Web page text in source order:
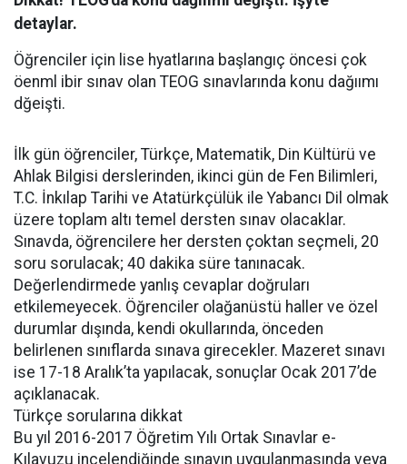
detaylar.
Öğrenciler için lise hyatlarına başlangıç öncesi çok
öenml ibir sınav olan TEOG sınavlarında konu dağıımı
dğeişti.
İlk gün öğrenciler, Türkçe, Matematik, Din Kültürü ve
Ahlak Bilgisi derslerinden, ikinci gün de Fen Bilimleri,
T.C. İnkılap Tarihi ve Atatürkçülük ile Yabancı Dil olmak
üzere toplam altı temel dersten sınav olacaklar.
Sınavda, öğrencilere her dersten çoktan seçmeli, 20
soru sorulacak; 40 dakika süre tanınacak.
Değerlendirmede yanlış cevaplar doğruları
etkilemeyecek. Öğrenciler olağanüstü haller ve özel
durumlar dışında, kendi okullarında, önceden
belirlenen sınıflarda sınava girecekler. Mazeret sınavı
ise 17-18 Aralık’ta yapılacak, sonuçlar Ocak 2017’de
açıklanacak.
Türkçe sorularına dikkat
Bu yıl 2016-2017 Öğretim Yılı Ortak Sınavlar e-
Kılavuzu incelendiğinde sınavın uygulanmasında veya